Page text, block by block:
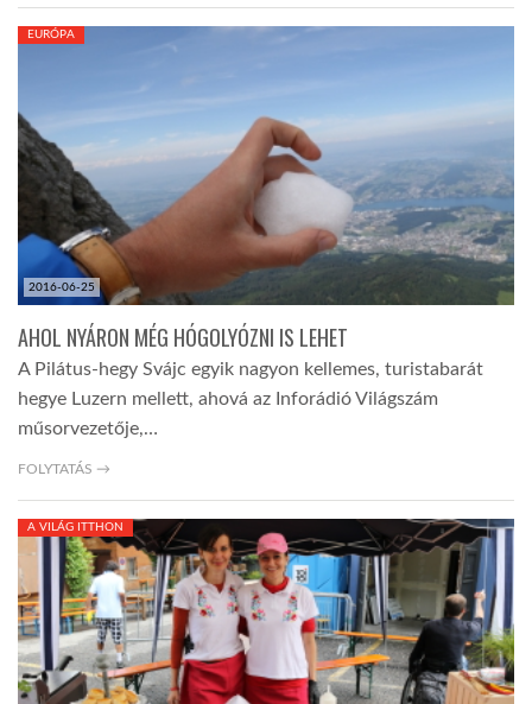
2016-06-25
EURÓPA
AHOL NYÁRON MÉG HÓGOLYÓZNI IS LEHET
A Pilátus-hegy Svájc egyik nagyon kellemes, turistabarát
hegye Luzern mellett, ahová az Inforádió Világszám
műsorvezetője,…
FOLYTATÁS →
A VILÁG ITTHON